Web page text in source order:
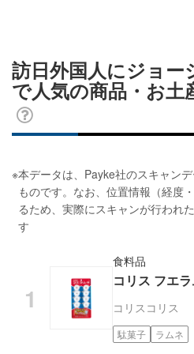
訪日外国人にジョー
で人気の商品・お土
※本データは、Payke社のスキャン
ものです。なお、位置情報（経度
るため、実際にスキャンが行われ
す
食料品
コリス フエ
コリス コリス
駄菓子 ラムネ